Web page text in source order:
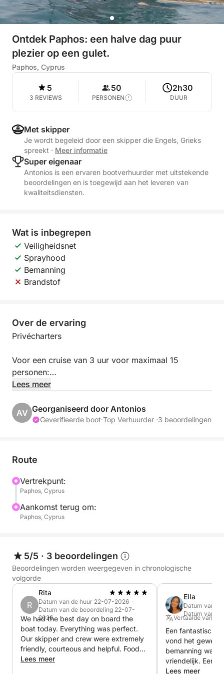
Ontdek Paphos: een halve dag puur
plezier op een gulet.
Paphos, Cyprus
5
3 REVIEWS
50
PERSONEN
2h30
DUUR
Met skipper
Je wordt begeleid door een skipper die Engels, Grieks
spreekt · Meer informatie
Super eigenaar
Antonios is een ervaren bootverhuurder met uitstekende
beoordelingen en is toegewijd aan het leveren van
kwaliteitsdiensten.
Wat is inbegrepen
Veiligheidsnet
Sprayhood
Bemanning
Brandstof
Over de ervaring
Privécharters
Voor een cruise van 3 uur voor maximaal 15
personen:
Inclusief lunch: €10 extra per persoon
Voor onbeperkt lokale drankjes: €10 extra per
Menu:
groenten, macaroni, salade, seizoensfruit.
________________________________________
**Boothuur €1000
Inclusief lunch: €10 extra per persoon
Voor onbeperkt lokale drankjes: €12 extra per
persoon.
Menu:
– Barbecuekip, gepofte aardappelen, rijst met
groenten, macaroni, salade, seizoensfruit.
Lees meer
AV Georganiseerd door Antonios
Geverifieerde boot·Top Verhuurder ·3 beoordelingen
Route
Vertrekpunt:
Paphos, Cyprus
Aankomst terug om:
Paphos, Cyprus
5/5 · 3 beoordelingen
Beoordelingen worden weergegeven in chronologische
volgorde
R
Rita
Datum van de huur 22-07-2026 ·
Datum van de beoordeling 22-07-
2026
We had the best day on board the
boat today. Everything was perfect.
Our skipper and crew were extremely
friendly, courteous and helpful. Food
and drinks were excellent. Couldn’t
Lees meer
Ella
Datum van
Datum van
Vertaalde vanuit
Een fantastische
vond het
bemanning
vriendelijk. Een
hadden een
Lees meer